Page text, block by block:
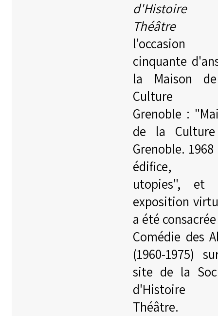
d'Histoire
Théâtre
l'occasion
cinquante
la Maison
Culture
Grenoble :
de la
Grenoble.
édifice,
utopies", et
exposition
a été
Comédie des
(1960-1975)
site de la
d'Histoire
Théâtre.